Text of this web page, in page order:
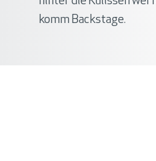
komm Backstage.